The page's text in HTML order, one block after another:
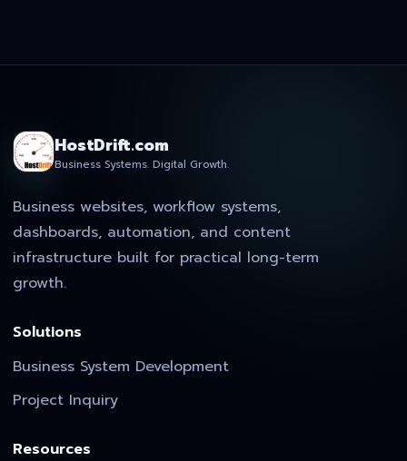
HostDrift.com
Business Systems. Digital Growth.
Business websites, workflow systems,
dashboards, automation, and content
infrastructure built for practical long-term
growth.
Solutions
Business System Development
Project Inquiry
Resources